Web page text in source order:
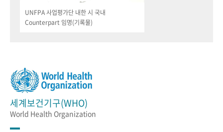
UNFPA 사업평가단 내한 시 국내
Counterpart 임명(기록물)
세계보건기구(WHO)
World Health Organization